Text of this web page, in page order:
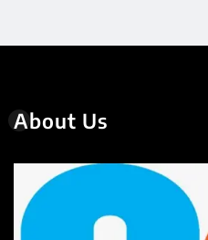
About Us